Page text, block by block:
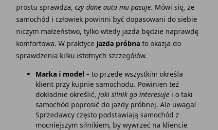
prostu sprawdza, czy dane auto mu pasuje. Mówi się, że
samochód i człowiek powinni być dopasowani do siebie
niczym małżeństwo, tylko wtedy jazda będzie naprawdę
komfortowa. W praktyce jazda próbnato okazja do
sprawdzenia kilku istotnych szczegółów.
Marka i model– to przede wszystkim określa
klient przy kupnie samochodu. Powinien też
dokładnie określić, jaki silnik go interesujei o taki
samochód poprosić do jazdy próbnej. Ale uwaga!
Sprzedawcy często podstawiają samochód z
mocniejszym silnikiem, by wywrzeć na kliencie